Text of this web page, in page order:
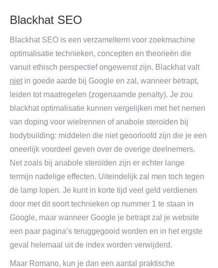
Blackhat SEO
Blackhat SEO is een verzamelterm voor zoekmachine
optimalisatie technieken, concepten en theorieën die
vanuit ethisch perspectief ongewenst zijn. Blackhat valt
niet in goede aarde bij Google en zal, wanneer betrapt,
leiden tot maatregelen (zogenaamde penalty). Je zou
blackhat optimalisatie kunnen vergelijken met het nemen
van doping voor wielrennen of anabole steroïden bij
bodybuilding: middelen die niet geoorloofd zijn die je een
oneerlijk voordeel geven over de overige deelnemers.
Net zoals bij anabole steroïden zijn er echter lange
termijn nadelige effecten. Uiteindelijk zal men toch tegen
de lamp lopen. Je kunt in korte tijd veel geld verdienen
door met dit soort technieken op nummer 1 te staan in
Google, maar wanneer Google je betrapt zal je website
een paar pagina’s teruggegooid worden en in het ergste
geval helemaal uit de index worden verwijderd.
Maar Romano, kun je dan een aantal praktische